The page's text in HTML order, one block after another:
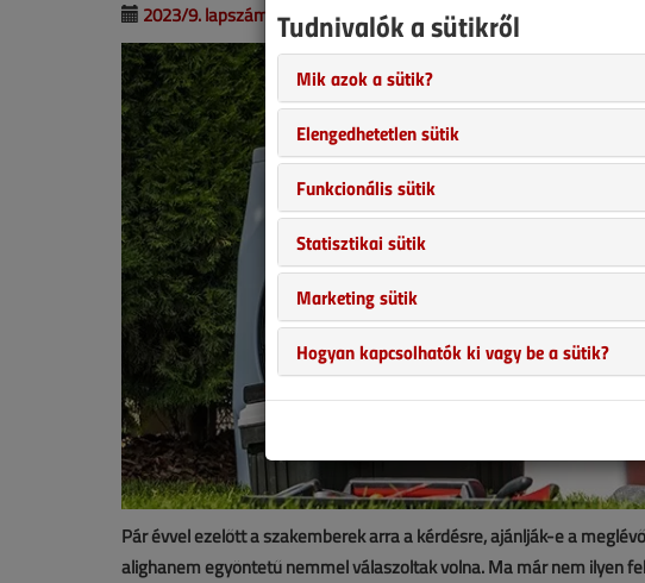
2023/9. lapszám | Sárközi Viktor 1304 |
Pár évvel ezelőtt a szakemberek arra a kérdésre, ajánlják-e a
alighanem egyöntetű nemmel válaszoltak volna. Ma már nem ilyen
Tudnivalók a sütikről
Mik azok a sütik?
Elengedhetetlen sütik
Funkcionális sütik
Statisztikai sütik
Marketing sütik
Hogyan kapcsolhatók ki vagy be a sütik?